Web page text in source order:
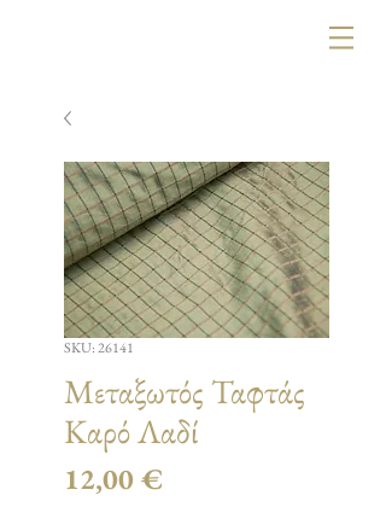
SKU: 26141
Μεταξωτός Ταφτάς
Καρό Λαδί
12,00 €